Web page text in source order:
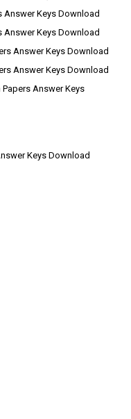
Answer Keys Download
Answer Keys Download
Answer Keys Download
Answer Keys Download
Answer Keys
Keys Download